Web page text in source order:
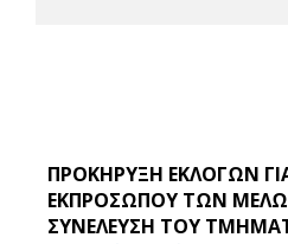
ΠΡΟΚΗΡΥΞΗ ΕΚΛΟΓΩΝ
ΕΚΠΡΟΣΩΠΟΥ ΤΩΝ
ΣΥΝΕΛΕΥΣΗ ΤΟΥ